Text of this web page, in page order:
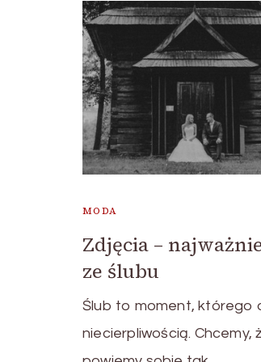
MODA
Zdjęcia –
ze ślubu
Ślub to moment, którego
niecierpliwością. Chcemy,